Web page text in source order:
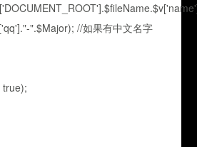
".$Major); //如果有中文名字